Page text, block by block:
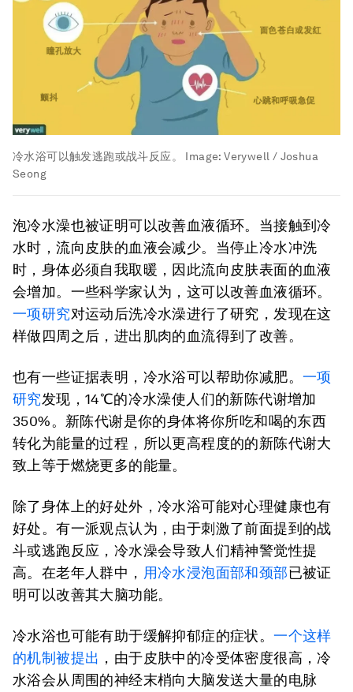
冷水浴可以触发逃跑或战斗反应。 Image:Verywell / Joshua
Seong
泡冷水澡也被证明可以改善血液循环。当接触到冷
水时，流向皮肤的血液会减少。当停止冷水冲洗
时，身体必须自我取暖，因此流向皮肤表面的血液
会增加。一些科学家认为，这可以改善血液循环。
一项研究对运动后洗冷水澡进行了研究，发现在这
样做四周之后，进出肌肉的血流得到了改善。
也有一些证据表明，冷水浴可以帮助你减肥。 一项
研究发现，14℃的冷水澡使人们的新陈代谢增加
350%。新陈代谢是你的身体将你所吃和喝的东西
转化为能量的过程，所以更高程度的的新陈代谢大
致上等于燃烧更多的能量。
除了身体上的好处外，冷水浴可能对心理健康也有
好处。有一派观点认为，由于刺激了前面提到的战
斗或逃跑反应，冷水澡会导致人们精神警觉性提
高。在老年人群中， 用冷水浸泡面部和颈部已被证
明可以改善其大脑功能。
冷水浴也可能有助于缓解抑郁症的症状。一个这样
的机制被提出 ，由于皮肤中的冷受体密度很高，冷
水浴会从周围的神经末梢向大脑发送大量的电脉